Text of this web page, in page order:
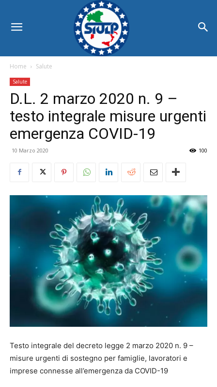
Home Salute
Salute
D.L. 2 marzo 2020 n. 9 –
testo integrale misure urgenti
emergenza COVID-19
10 Marzo 2020 100
Testo integrale del decreto legge 2 marzo 2020 n. 9 –
misure urgenti di sostegno per famiglie, lavoratori e
imprese connesse all’emergenza da COVID-19